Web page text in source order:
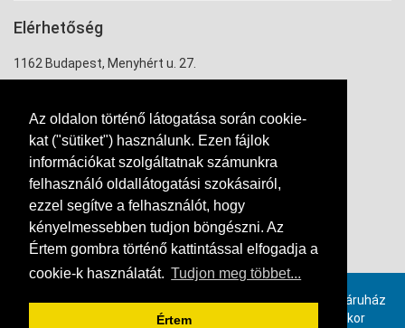
Az oldalon történő látogatása során cookie-
kat ("sütiket") használunk. Ezen fájlok
információkat szolgáltatnak számunkra
felhasználó oldallátogatási szokásairól,
ezzel segítve a felhasználót, hogy
kényelmessebben tudjon böngészni. Az
Értem gombra történő kattintással elfogadja a
cookie-k használatát. Tudjon meg többet...
Értem
Elérhetőség
1162 Budapest, Menyhért u. 27.
+36 20 334 7943
Provimax számlázó szoftverrel, online összekötött webáruház
rendszer. Ha ön is szeretne hasonló webáruházat, akkor